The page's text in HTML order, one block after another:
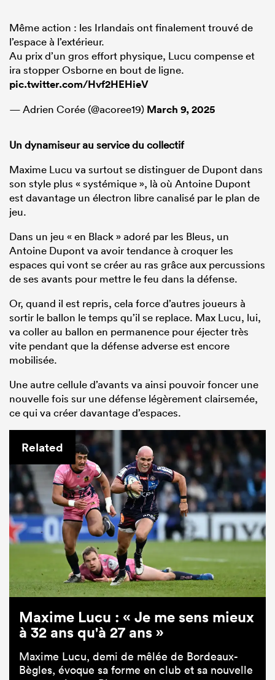
Même action : les Irlandais ont finalement trouvé de
l’espace à l’extérieur.
Au prix d’un gros effort physique, Lucu compense et
ira stopper Osborne en bout de ligne.
pic.twitter.com/Hvf2HEHieV
— Adrien Corée (@acoree19) March 9, 2025
Un dynamiseur au service du collectif
Maxime Lucu va surtout se distinguer de Dupont dans
son style plus « systémique », là où Antoine Dupont
est davantage un électron libre canalisé par le plan de
jeu.
Dans un jeu « en Black » adoré par les Bleus, un
Antoine Dupont va avoir tendance à croquer les
espaces qui vont se créer au ras grâce aux percussions
de ses avants pour mettre le feu dans la défense.
Or, quand il est repris, cela force d’autres joueurs à
sortir le ballon le temps qu’il se replace. Max Lucu, lui,
va coller au ballon en permanence pour éjecter très
vite pendant que la défense adverse est encore
mobilisée.
Une autre cellule d’avants va ainsi pouvoir foncer une
nouvelle fois sur une défense légèrement clairsemée,
ce qui va créer davantage d’espaces.
Related
Maxime Lucu : « Je me sens mieux
à 32 ans qu'à 27 ans »
Maxime Lucu, demi de mêlée de Bordeaux-
Bègles, évoque sa forme en club et sa nouvelle